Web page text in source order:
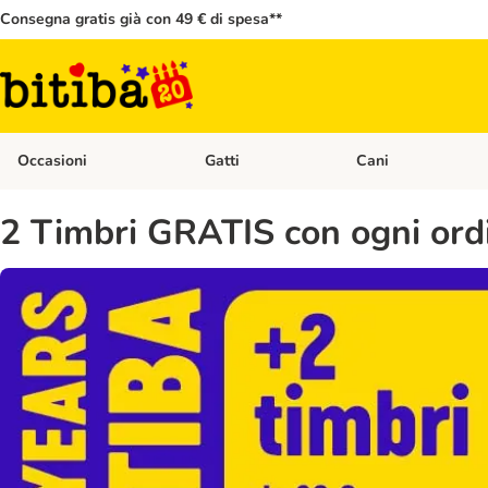
Consegna gratis già con 49 € di spesa**
Occasioni Apri Menù Categoria: Occasioni
Gatti Apri Menù Categoria:
Cani
2 Timbri GRATIS con ogni